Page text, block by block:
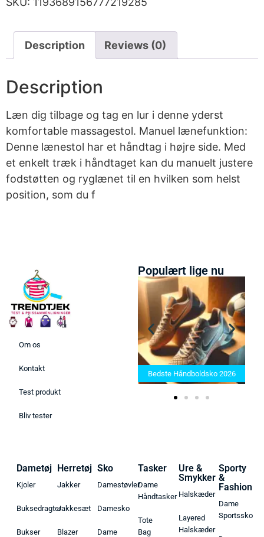
Description Reviews (0)
Description
Læn dig tilbage og tag en lur i denne yderst
komfortable massagestol. Manuel lænefunktion:
Denne lænestol har et håndtag i højre side. Med
et enkelt træk i håndtaget kan du manuelt justere
fodstøtten og ryglænet til en hvilken som helst
position, som du f
Om os
Kontakt
Test produkt
Bliv tester
Populært lige nu
Bedste Saunatæppe 2025 –
Find de bedste produkter her!
Bedste Håndboldsko 2026
Dametøj
Kjoler
Buksedragter
Bukser
Herretøj
Jakker
Jakkesæt
Blazer
Sko
Damestøvler
Damesko
Dame
Tasker
Dame
Håndtasker
Tote
Bag
Ure &
Smykker
Halskæder
Layered
Halskæder
Sporty
&
Fashion
Dame
Sportssko